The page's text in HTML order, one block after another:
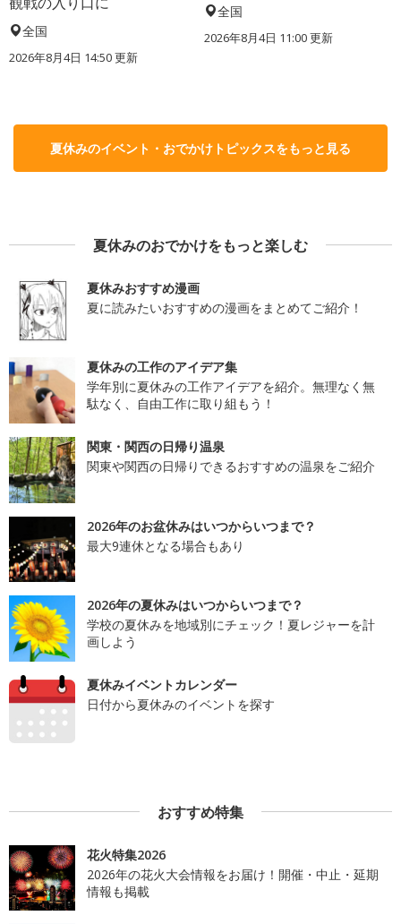
全国
2026年8月4日 14:50更新
全国
2026年8月4日 11:00更新
夏休みのイベント・おでかけトピックスをもっと見る
夏休みのおでかけをもっと楽しむ
夏休みおすすめ漫画
夏に読みたいおすすめの漫画をまとめてご紹介！
夏休みの工作のアイデア集
学年別に夏休みの工作アイデアを紹介。無理なく無
駄なく、自由工作に取り組もう！
関東・関西の日帰り温泉
関東や関西の日帰りできるおすすめの温泉をご紹介
2026年のお盆休みはいつからいつまで？
最大9連休となる場合もあり
2026年の夏休みはいつからいつまで？
学校の夏休みを地域別にチェック！夏レジャーを計
画しよう
夏休みイベントカレンダー
日付から夏休みのイベントを探す
おすすめ特集
花火特集2026
2026年の花火大会情報をお届け！開催・中止・延期
情報も掲載